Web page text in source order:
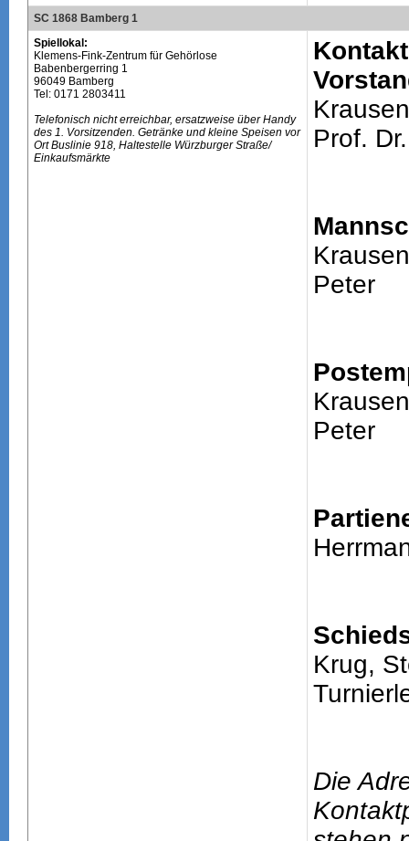
SC 1868 Bamberg 1
Spiellokal:
Klemens-Fink-Zentrum für Gehörlose
Babenbergerring 1
96049 Bamberg
Tel: 0171 2803411
Telefonisch nicht erreichbar, ersatzweise über Handy
des 1. Vorsitzenden. Getränke und kleine Speisen vor
Ort Buslinie 918, Haltestelle Würzburger Straße/
Einkaufsmärkte
Prof. Dr.
Peter
Peter
Krug,
Die